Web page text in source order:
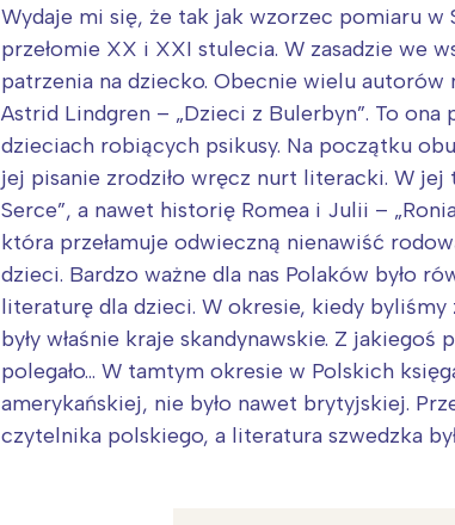
Wydaje mi się, że tak jak wzorzec pomiaru
przełomie XX i XXI stulecia. W zasadzie we
patrzenia na dziecko. Obecnie wielu
Astrid Lindgren – „Dzieci z Bulerbyn”. To
dzieciach robiących psikusy. Na początku
jej pisanie zrodziło wręcz nurt literacki. W
Serce”, a nawet historię Romea i Julii –
która przełamuje odwieczną nienawiść
dzieci. Bardzo ważne dla nas Polaków było
literaturę dla dzieci. W okresie, kiedy
były właśnie kraje skandynawskie. Z
polegało… W tamtym okresie w Polskich
amerykańskiej, nie było nawet brytyjskiej.
czytelnika polskiego, a literatura szwedzka